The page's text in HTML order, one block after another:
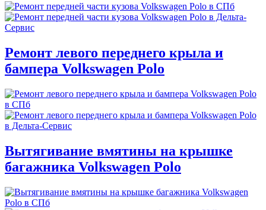
Ремонт левого переднего крыла и
бампера Volkswagen Polo
Вытягивание вмятины на крышке
багажника Volkswagen Polo